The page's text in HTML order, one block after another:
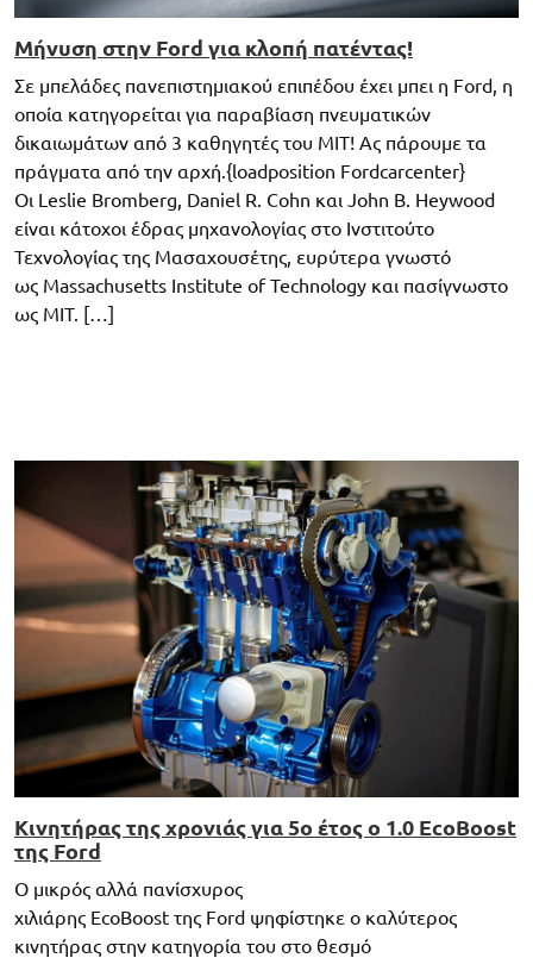
Μήνυση στην Ford για κλοπή πατέντας!
Σε μπελάδες πανεπιστημιακού επιπέδου έχει μπει η Ford, η
οποία κατηγορείται για παραβίαση πνευματικών
δικαιωμάτων από 3 καθηγητές του MIT! Ας πάρουμε τα
πράγματα από την αρχή.{loadposition Fordcarcenter}
Οι Leslie Bromberg, Daniel R. Cohn και John B. Heywood
είναι κάτοχοι έδρας μηχανολογίας στο Ινστιτούτο
Τεχνολογίας της Μασαχουσέτης, ευρύτερα γνωστό
ως Massachusetts Institute of Technology και πασίγνωστο
ως ΜΙΤ. […]
Κινητήρας της χρονιάς για 5ο έτος ο 1.0 EcoBoost
της Ford
Ο μικρός αλλά πανίσχυρος
χιλιάρης EcoBoost της Ford ψηφίστηκε ο καλύτερος
κινητήρας στην κατηγορία του στο θεσμό